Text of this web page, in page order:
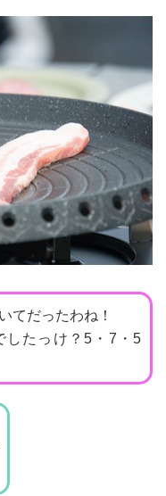
てだったわね！
したっけ？5・7・5